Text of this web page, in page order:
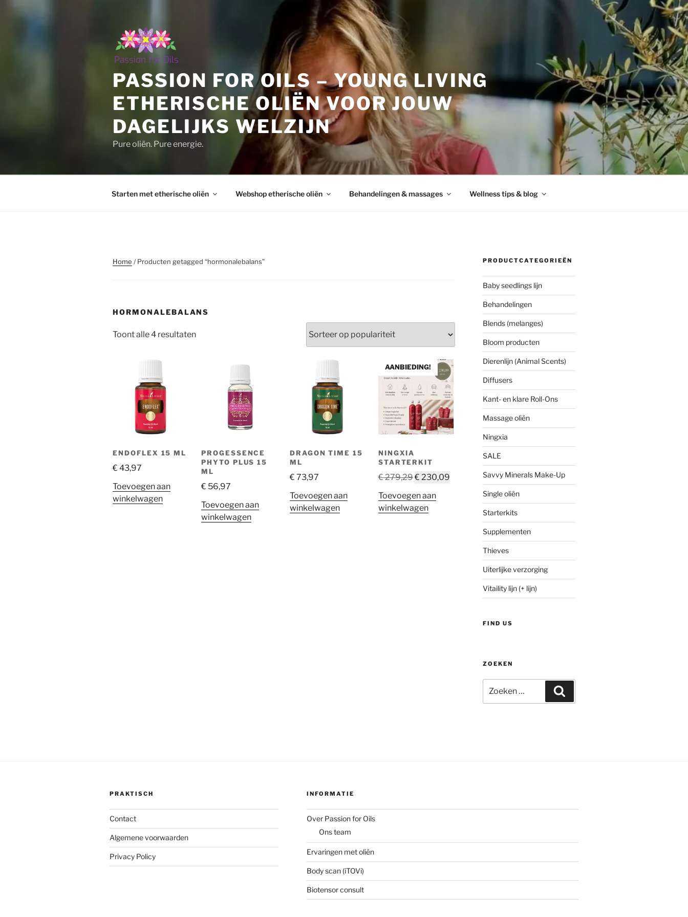
PASSION FOR OILS – YOUNG LIVING
ETHERISCHE OLIËN VOOR JOUW
DAGELIJKS WELZIJN
Pure oliën. Pure energie.
Starten met etherische oliën Webshop etherische oliën Behandelingen & massages Wellness tips & blog
Home / Producten getagged “hormonalebalans”
HORMONALEBALANS
Toont alle 4 resultatenGesorteerd
ENDOFLEX 15 ML
€ 43,97
Toevoegen aan
winkelwagen
PROGESSENCE
PHYTO PLUS 15
ML
€ 56,97
Toevoegen aan
winkelwagen
DRAGON TIME 15
ML
€ 73,97
Toevoegen aan
winkelwagen
AANBIEDING!
NINGXIA
STARTERKIT
€279,29Oorspronkelijke
was:
€ 279,29.
€ 230,09Huidige
€ 230,09.
Toevoegen aan
winkelwagen
PRODUCTCATEGORIEËN
Baby seedlings lijn
Behandelingen
Blends (melanges)
Bloom producten
Dierenlijn (Animal Scents)
Diffusers
Kant- en klare Roll-Ons
Massage oliën
Ningxia
SALE
Savvy Minerals Make-Up
Single oliën
Starterkits
Supplementen
Thieves
Uiterlijke verzorging
Vitaility lijn (+ lijn)
FIND US
ZOEKEN
naar:
PRAKTISCH
Contact
Algemene voorwaarden
Privacy Policy
INFORMATIE
Over Passion for Oils
Ons team
Ervaringen met oliën
Body scan (iTOVi)
Biotensor consult